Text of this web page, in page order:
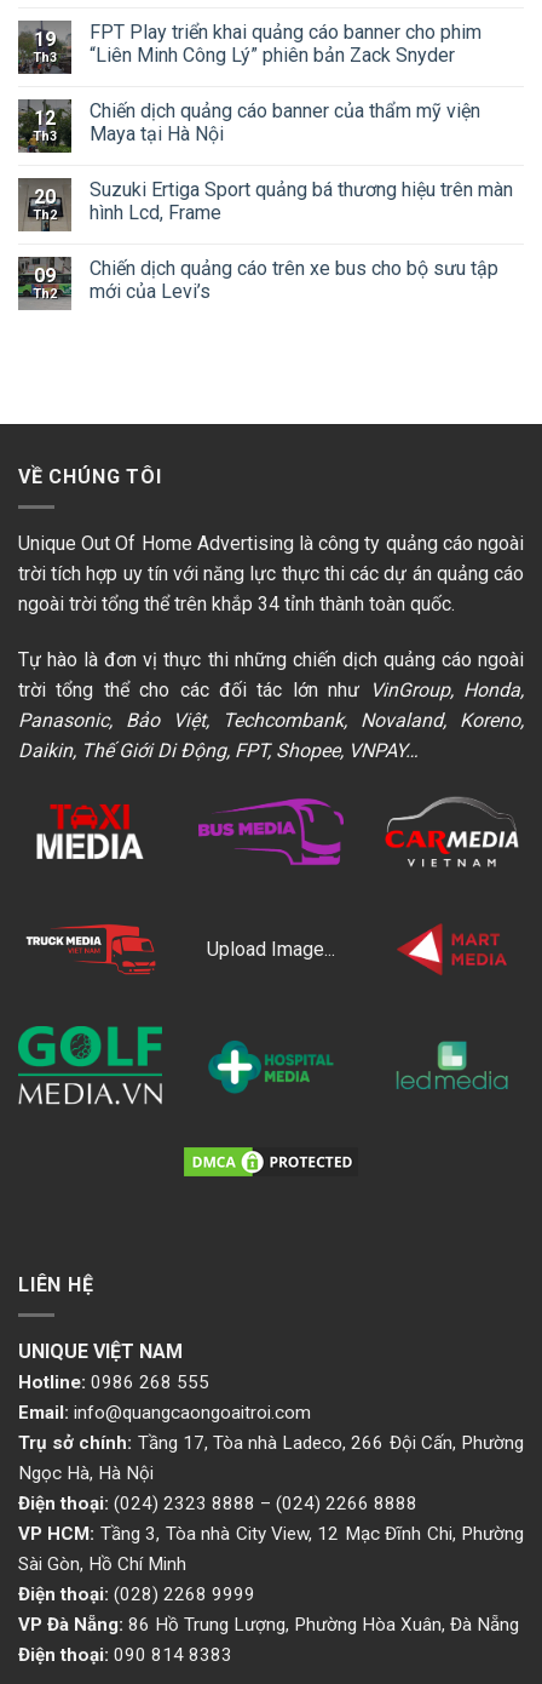
19
Th3
FPT Play triển khai quảng cáo banner cho phim
“Liên Minh Công Lý” phiên bản Zack Snyder
12
Th3
Chiến dịch quảng cáo banner của thẩm mỹ viện
Maya tại Hà Nội
20
Th2
Suzuki Ertiga Sport quảng bá thương hiệu trên màn
hình Lcd, Frame
09
Th2
Chiến dịch quảng cáo trên xe bus cho bộ sưu tập
mới của Levi’s
VỀ CHÚNG TÔI
Unique Out Of Home Advertising là công ty quảng cáo ngoài
trời tích hợp uy tín với năng lực thực thi các dự án quảng cáo
ngoài trời tổng thể trên khắp 34 tỉnh thành toàn quốc.
Tự hào là đơn vị thực thi những chiến dịch quảng cáo ngoài
trời tổng thể cho các đối tác lớn như
VinGroup, Honda,
Panasonic, Bảo Việt, Techcombank, Novaland, Koreno,
Daikin, Thế Giới Di Động, FPT, Shopee, VNPAY…
Upload Image...
LIÊN HỆ
UNIQUE VIỆT NAM
Hotline: 0986 268 555
Email: info@quangcaongoaitroi.com
Trụ sở chính: Tầng 17, Tòa nhà Ladeco, 266 Đội Cấn, Phường
Ngọc Hà, Hà Nội
Điện thoại: (024) 2323 8888 – (024) 2266 8888
VP HCM: Tầng 3, Tòa nhà City View, 12 Mạc Đĩnh Chi, Phường
Sài Gòn, Hồ Chí Minh
Điện thoại: (028) 2268 9999
VP Đà Nẵng: 86 Hồ Trung Lượng, Phường Hòa Xuân, Đà Nẵng
Điện thoại: 090 814 8383